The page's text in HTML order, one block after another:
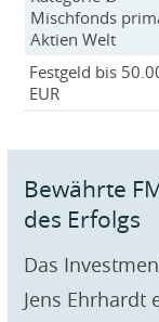
Mischfonds
Aktien Welt
Festgeld bis
EUR
Bewährte
des Erfolgs
Das
Jens Ehrhardt